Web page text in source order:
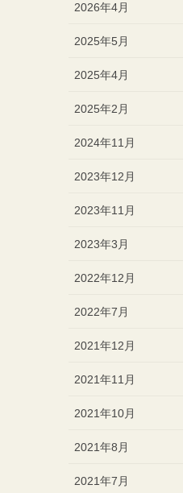
2026年4月
2025年5月
2025年4月
2025年2月
2024年11月
2023年12月
2023年11月
2023年3月
2022年12月
2022年7月
2021年12月
2021年11月
2021年10月
2021年8月
2021年7月